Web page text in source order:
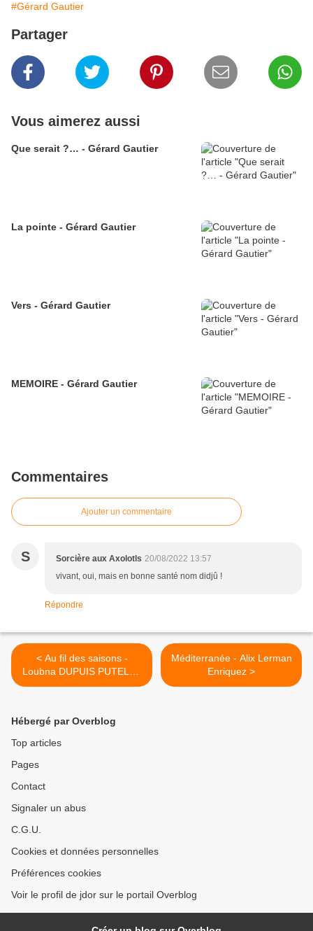
#Gérard Gautier
Partager
Vous aimerez aussi
Que serait ?… - Gérard Gautier
La pointe - Gérard Gautier
Vers - Gérard Gautier
MEMOIRE - Gérard Gautier
Commentaires
Ajouter un commentaire
S Sorcière aux Axolotls 20/08/2022 13:57
vivant, oui, mais en bonne santé nom didjû !
Répondre
< Au fil des saisons -
Loubna DUPUIS PUTELAT
et Paula OLIVEIRA
Méditerranée - Alix Lerman
Enriquez >
Hébergé par Overblog
Top articles
Pages
Contact
Signaler un abus
C.G.U.
Cookies et données personnelles
Préférences cookies
Voir le profil de jdor sur le portail Overblog